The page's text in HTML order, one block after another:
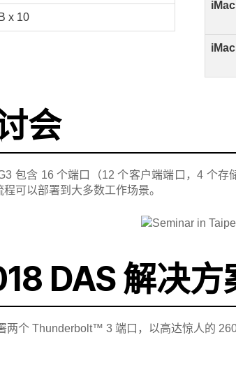
x 10
会
包含 16 个端口（12 个客户端端口，4 个
可以部署到大多数工作场景。
DAS 解决
两个 Thunderbolt™ 3 端口，以高达惊人的